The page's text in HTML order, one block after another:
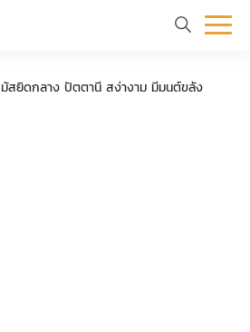
หน้า
ข้อมูล
ที่
มัสยิดกลาง ปัตตานี สง่างาม มีมนต์ขลัง